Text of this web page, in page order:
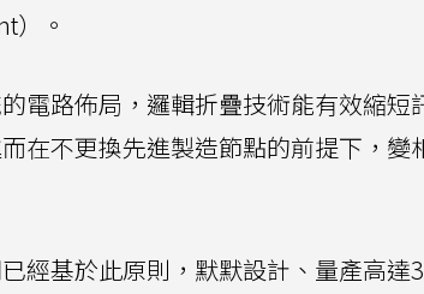
）。
電路佈局，邏輯折疊技術能有效縮短
在不更換先進製造節點的前提下，變
經基於此原則，默默設計、量產高達